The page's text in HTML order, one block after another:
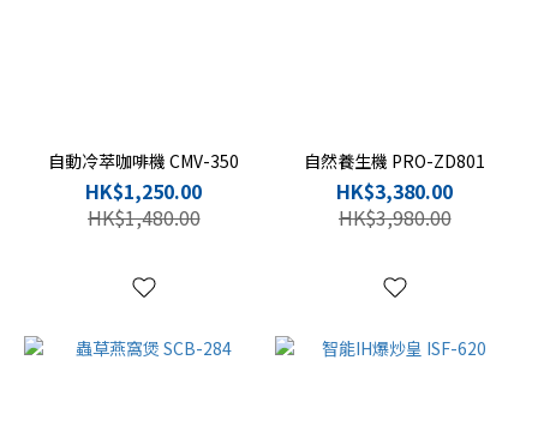
自動冷萃咖啡機 CMV-350
HK$1,250.00
HK$1,480.00
自然養生機 PRO-ZD801
HK$3,380.00
HK$3,980.00